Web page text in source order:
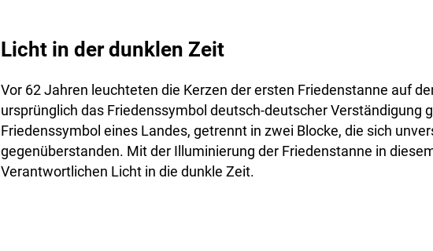
Licht in der dunklen Zeit
Vor 62 Jahren leuchteten die Kerzen der ersten Friedenstanne auf
ursprünglich das Friedenssymbol deutsch-deutscher Verständigung
Friedenssymbol eines Landes, getrennt in zwei Blocke, die sich
gegenüberstanden. Mit der Illuminierung der Friedenstanne in
Verantwortlichen Licht in die dunkle Zeit.